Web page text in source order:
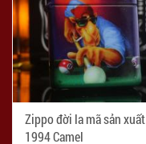
Zippo đời la mã sản xuất
1994 Camel